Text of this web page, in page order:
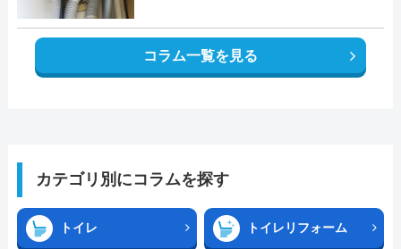
コラム一覧を見る
カテゴリ別にコラムを探す
トイレ トイレリフォーム